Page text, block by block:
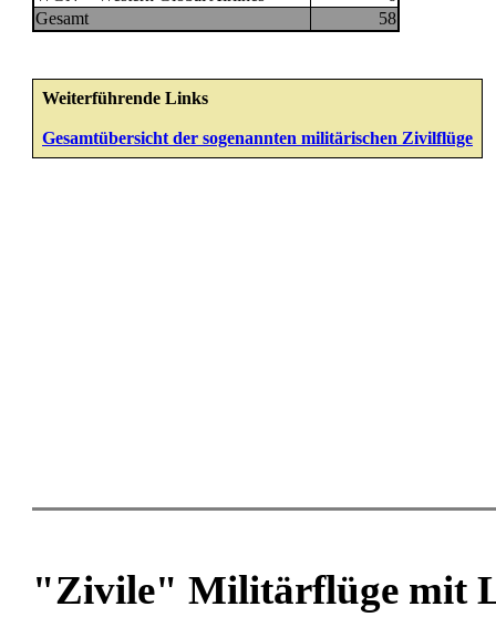
Gesamt
58
Weiterführende Links
Gesamtübersicht der sogenannten militärischen Zivilflüge
"Zivile" Militärflüge mit